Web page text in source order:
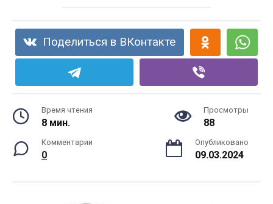
Поделиться в ВКонтакте
Время чтения
8 мин.
Просмотры
88
Комментарии
0
Опубликовано
09.03.2024